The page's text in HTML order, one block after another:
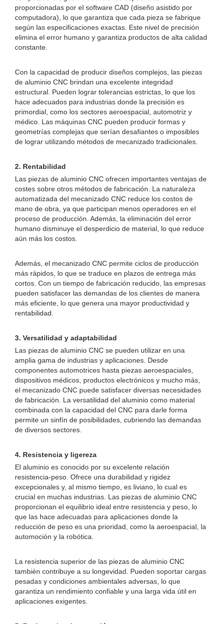
proporcionadas por el software CAD (diseño asistido por
computadora), lo que garantiza que cada pieza se fabrique
según las especificaciones exactas. Este nivel de precisión
elimina el error humano y garantiza productos de alta calidad
constante.
Con la capacidad de producir diseños complejos, las piezas
de aluminio CNC brindan una excelente integridad
estructural. Pueden lograr tolerancias estrictas, lo que los
hace adecuados para industrias donde la precisión es
primordial, como los sectores aeroespacial, automotriz y
médico. Las máquinas CNC pueden producir formas y
geometrías complejas que serían desafiantes o imposibles
de lograr utilizando métodos de mecanizado tradicionales.
2. Rentabilidad
Las piezas de aluminio CNC ofrecen importantes ventajas de
costes sobre otros métodos de fabricación. La naturaleza
automatizada del mecanizado CNC reduce los costos de
mano de obra, ya que participan menos operadores en el
proceso de producción. Además, la eliminación del error
humano disminuye el desperdicio de material, lo que reduce
aún más los costos.
Además, el mecanizado CNC permite ciclos de producción
más rápidos, lo que se traduce en plazos de entrega más
cortos. Con un tiempo de fabricación reducido, las empresas
pueden satisfacer las demandas de los clientes de manera
más eficiente, lo que genera una mayor productividad y
rentabilidad.
3. Versatilidad y adaptabilidad
Las piezas de aluminio CNC se pueden utilizar en una
amplia gama de industrias y aplicaciones. Desde
componentes automotrices hasta piezas aeroespaciales,
dispositivos médicos, productos electrónicos y mucho más,
el mecanizado CNC puede satisfacer diversas necesidades
de fabricación. La versatilidad del aluminio como material
combinada con la capacidad del CNC para darle forma
permite un sinfín de posibilidades, cubriendo las demandas
de diversos sectores.
4. Resistencia y ligereza
El aluminio es conocido por su excelente relación
resistencia-peso. Ofrece una durabilidad y rigidez
excepcionales y, al mismo tiempo, es liviano, lo cual es
crucial en muchas industrias. Las piezas de aluminio CNC
proporcionan el equilibrio ideal entre resistencia y peso, lo
que las hace adecuadas para aplicaciones donde la
reducción de peso es una prioridad, como la aeroespacial, la
automoción y la robótica.
La resistencia superior de las piezas de aluminio CNC
también contribuye a su longevidad. Pueden soportar cargas
pesadas y condiciones ambientales adversas, lo que
garantiza un rendimiento confiable y una larga vida útil en
aplicaciones exigentes.